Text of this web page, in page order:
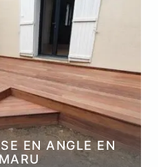
EN ANGLE EN